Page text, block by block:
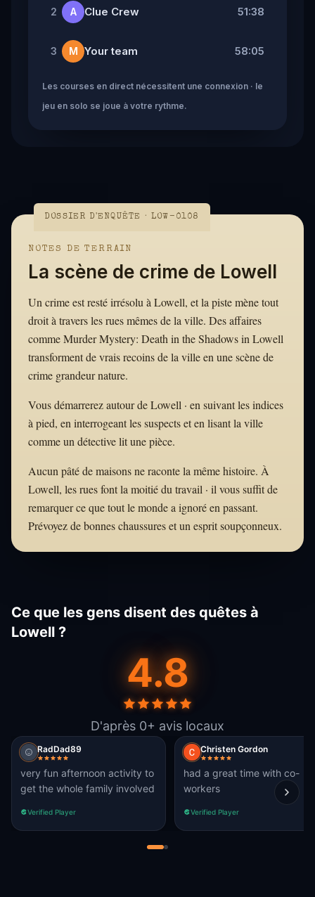
2 A Clue Crew 51:38
3 M Your team 58:05
Les courses en direct nécessitent une connexion · le
jeu en solo se joue à votre rythme.
DOSSIER D'ENQUÊTE · LOW-0108
NOTES DE TERRAIN
La scène de crime de Lowell
Un crime est resté irrésolu à Lowell, et la piste mène tout
droit à travers les rues mêmes de la ville. Des affaires
comme Murder Mystery: Death in the Shadows in Lowell
transforment de vrais recoins de la ville en une scène de
crime grandeur nature.
Vous démarrerez autour de Lowell · en suivant les indices
à pied, en interrogeant les suspects et en lisant la ville
comme un détective lit une pièce.
Aucun pâté de maisons ne raconte la même histoire. À
Lowell, les rues font la moitié du travail · il vous suffit de
remarquer ce que tout le monde a ignoré en passant.
Prévoyez de bonnes chaussures et un esprit soupçonneux.
Ce que les gens disent des quêtes à
Lowell ?
4.8
D'après 0+ avis locaux
RadDad89
very fun afternoon activity to
get the whole family involved
Verified Player
Christen Gordon
had a great time with co-
workers
Verified Player